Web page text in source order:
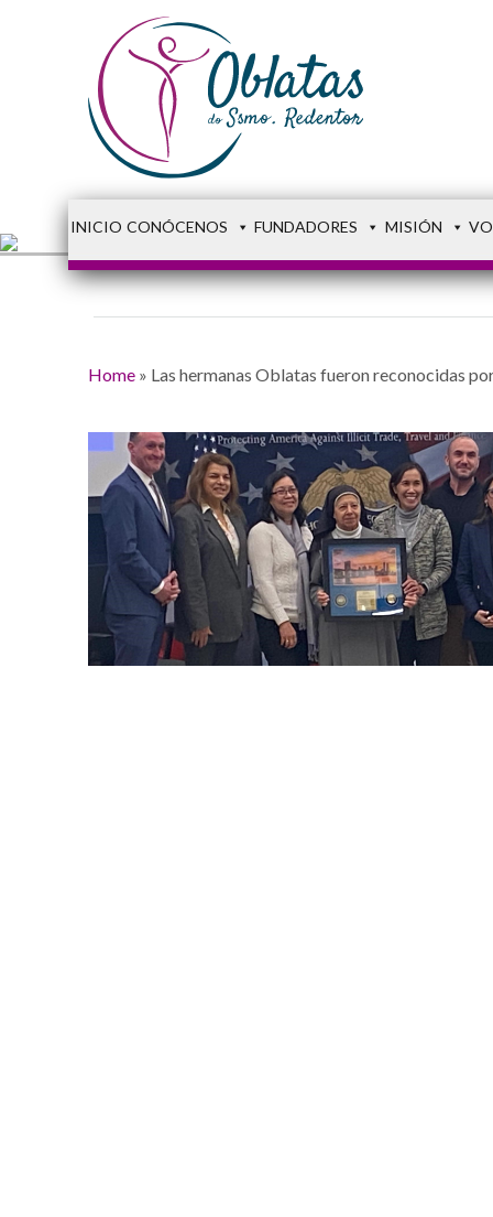
INICIO CONÓCENOS FUNDADORES MISIÓN
Home» Las hermanas Oblatas fueron reconocidas